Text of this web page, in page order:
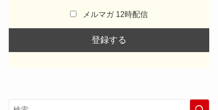
メルマガ 12時配信